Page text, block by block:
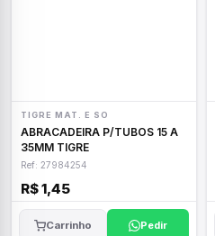
TIGRE MAT. E SO
ABRACADEIRA P/TUBOS 15 A
35MM TIGRE
Ref: 27984254
R$ 1,45
Carrinho Pedir